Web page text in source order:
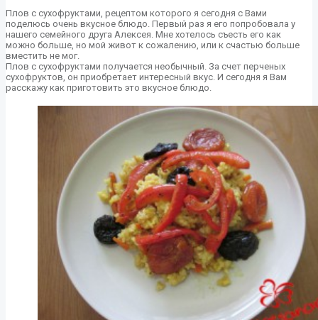
Плов с сухофруктами, рецептом которого я сегодня с Вами
поделюсь очень вкусное блюдо. Первый раз я его попробовала у
нашего семейного друга Алексея. Мне хотелось съесть его как
можно больше, но мой живот к сожалению, или к счастью больше
вместить не мог.
Плов с сухофруктами получается необычный. За счет перченых
сухофруктов, он приобретает интересный вкус. И сегодня я Вам
расскажу как приготовить это вкусное блюдо.